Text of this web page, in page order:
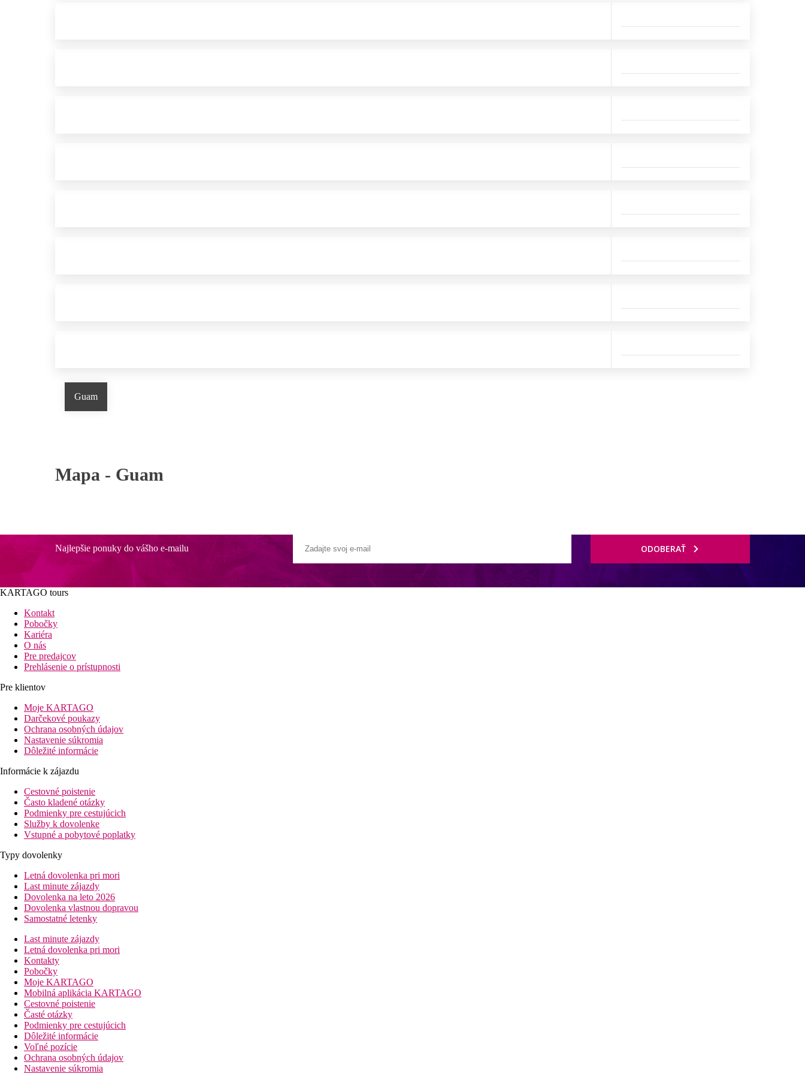
Guam
Mapa - Guam
Najlepšie ponuky do vášho e-mailu ODOBERAŤ
KARTAGO tours
Kontakt
Pobočky
Kariéra
O nás
Pre predajcov
Prehlásenie o prístupnosti
Pre klientov
Moje KARTAGO
Darčekové poukazy
Ochrana osobných údajov
Nastavenie súkromia
Dôležité informácie
Informácie k zájazdu
Cestovné poistenie
Často kladené otázky
Podmienky pre cestujúcich
Služby k dovolenke
Vstupné a pobytové poplatky
Typy dovolenky
Letná dovolenka pri mori
Last minute zájazdy
Dovolenka na leto 2026
Dovolenka vlastnou dopravou
Samostatné letenky
Last minute zájazdy
Letná dovolenka pri mori
Kontakty
Pobočky
Moje KARTAGO
Mobilná aplikácia KARTAGO
Cestovné poistenie
Časté otázky
Podmienky pre cestujúcich
Dôležité informácie
Voľné pozície
Ochrana osobných údajov
Nastavenie súkromia